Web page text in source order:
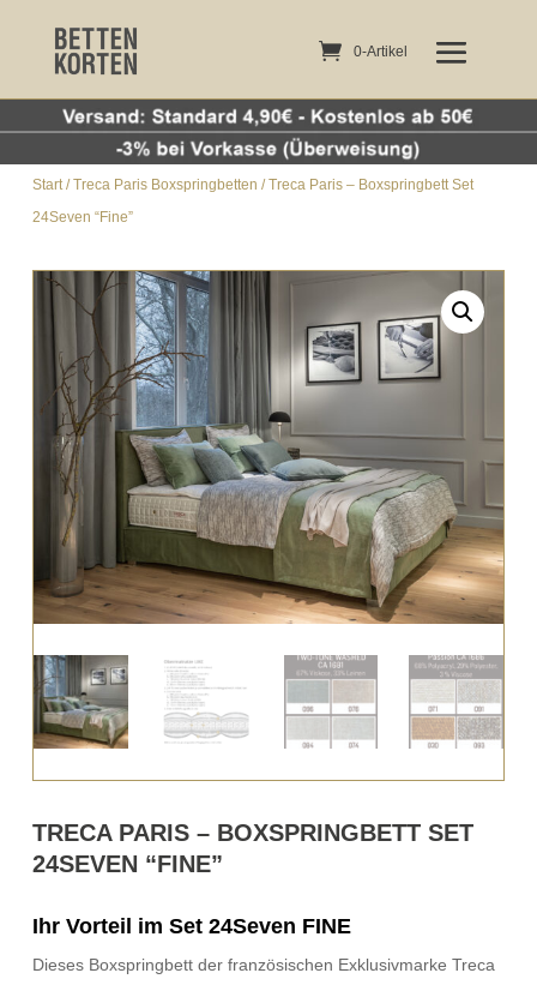
0-Artikel
Start/Treca Paris Boxspringbetten / Treca Paris – Boxspringbett Set
24Seven “Fine”
TRECA PARIS – BOXSPRINGBETT SET
24SEVEN “FINE”
Ihr Vorteil im Set 24Seven FINE
Dieses Boxspringbett der französischen Exklusivmarke Treca